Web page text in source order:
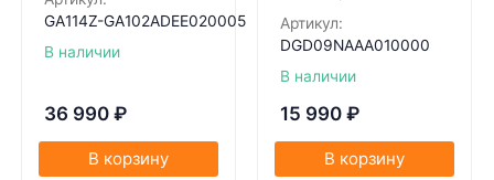
GA114Z-GA102ADEE020005
В наличии
36 990 ₽
В корзину
Артикул:
DGD09NAAA010000
В наличии
15 990 ₽
В корзину